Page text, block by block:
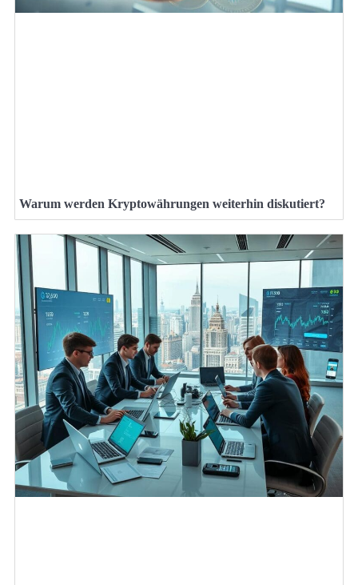
Warum werden Kryptowährungen weiterhin diskutiert?